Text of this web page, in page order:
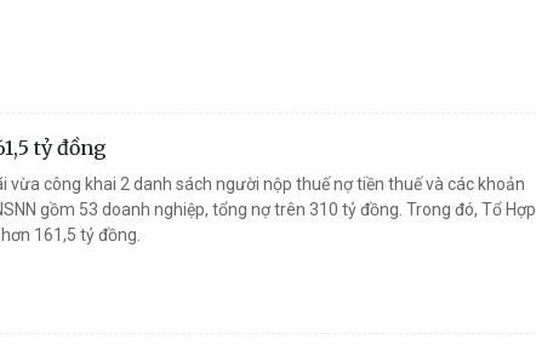
tỷ đồng
vừa công khai 2 danh sách người nộp thuế nợ tiền thuế và các khoản
gồm 53 doanh nghiệp, tổng nợ trên 310 tỷ đồng. Trong đó, Tổ Hợp
161,5 tỷ đồng.